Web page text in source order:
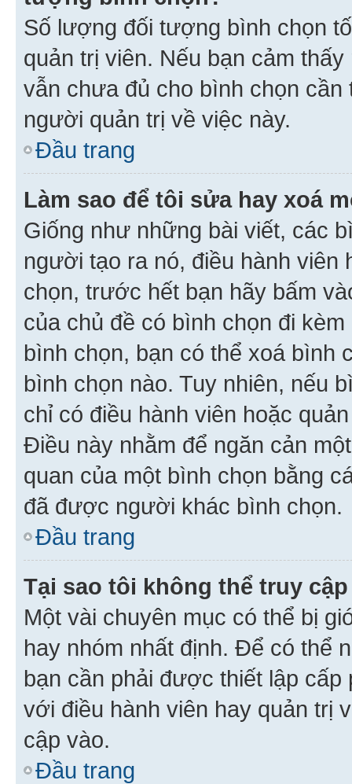
Số lượng đối tượng bình chọn
quản trị viên. Nếu bạn cảm
vẫn chưa đủ cho bình chọn
người quản trị về việc này.
Đầu trang
Làm sao để tôi sửa hay xoá
Giống như những bài viết, các
người tạo ra nó, điều hành
chọn, trước hết bạn hãy bấm
của chủ đề có bình chọn đi
bình chọn, bạn có thể xoá bình
bình chọn nào. Tuy nhiên, nếu
chỉ có điều hành viên hoặc
Điều này nhằm để ngăn cản
quan của một bình chọn bằng
đã được người khác bình chọn.
Đầu trang
Tại sao tôi không thể truy
Một vài chuyên mục có thể bị
hay nhóm nhất định. Để có thể
bạn cần phải được thiết lập
với điều hành viên hay quản trị
cập vào.
Đầu trang